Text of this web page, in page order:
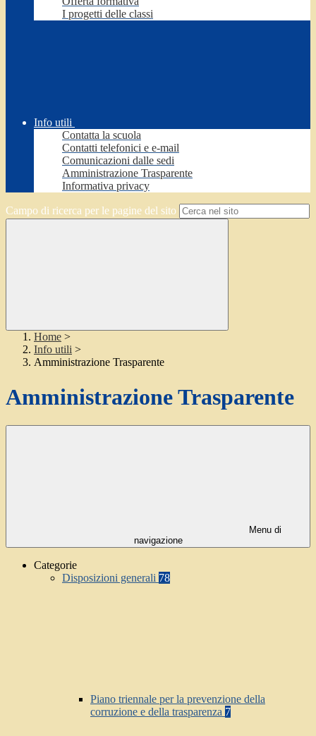
I progetti delle classi
Info utili
Contatta la scuola
Contatti telefonici e e-mail
Comunicazioni dalle sedi
Amministrazione Trasparente
Informativa privacy
Campo di ricerca per le pagine del sito
Home >
Info utili >
Amministrazione Trasparente
Amministrazione Trasparente
Menu di
navigazione
Categorie
Disposizioni generali 78
Piano triennale per la prevenzione della
corruzione e della trasparenza 7